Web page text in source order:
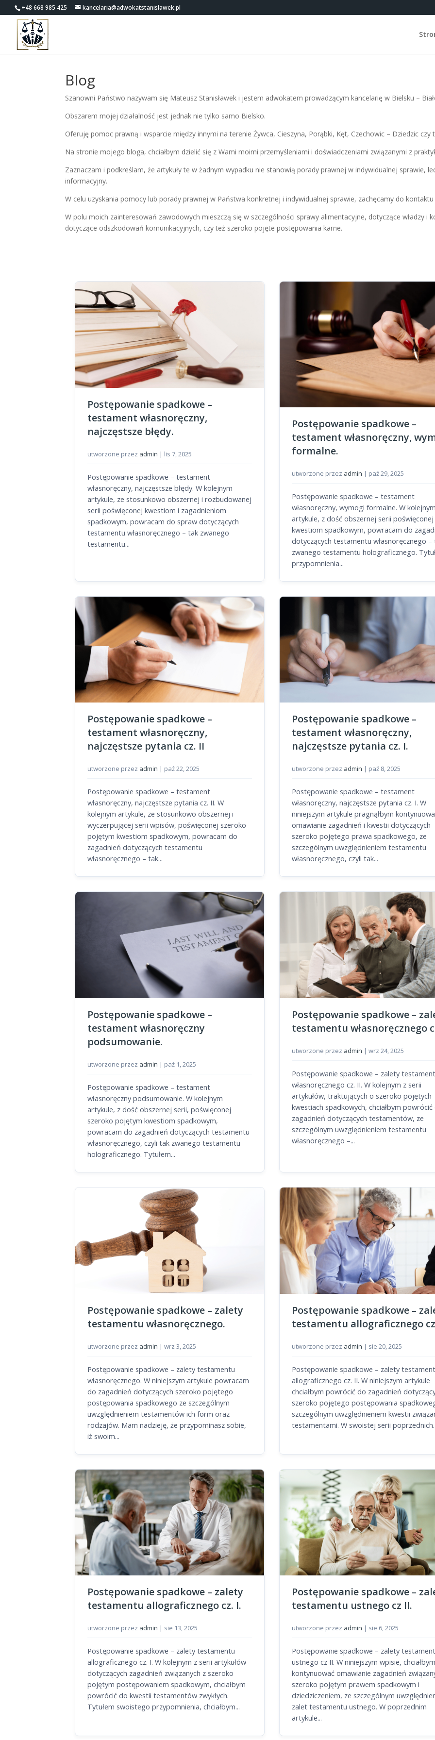
+48 668 985 425 kancelaria@adwokatstanislawek.pl
Blog
Szanowni Państwo nazywam się Mateusz Stanisławek i jestem adwokatem prowadzącym kancelarię w Bielsku –
Obszarem mojej działalność jest jednak nie tylko samo Bielsko.
Oferuję pomoc prawną i wsparcie między innymi na terenie Żywca, Cieszyna, Porąbki, Kęt, Czechowic – Dziedzic czy
Na stronie mojego bloga, chciałbym dzielić się z Wami moimi przemyśleniami i doświadczeniami związanymi z
Zaznaczam i podkreślam, że artykuły te w żadnym wypadku nie stanowią porady prawnej w indywidualnej sprawie,
informacyjny.
W celu uzyskania pomocy lub porady prawnej w Państwa konkretnej i indywidualnej sprawie, zachęcamy do kontaktu
W polu moich zainteresowań zawodowych mieszczą się w szczególności sprawy alimentacyjne, dotyczące władzy i
dotyczące odszkodowań komunikacyjnych, czy też szeroko pojęte postępowania karne.
Postępowanie spadkowe –
testament własnoręczny,
najczęstsze błędy.
utworzone przez admin | lis 7, 2025
Postępowanie spadkowe – testament
własnoręczny, najczęstsze błędy. W kolejnym
artykule, ze stosunkowo obszernej i rozbudowanej
serii poświęconej kwestiom i zagadnieniom
spadkowym, powracam do spraw dotyczących
testamentu własnoręcznego – tak zwanego
testamentu...
Postępowanie spadkowe –
testament własnoręczny,
formalne.
utworzone przez admin | paź 29, 2025
Postępowanie spadkowe – testament
własnoręczny, wymogi formalne. W
artykule, z dość obszernej serii poświęconej
kwestiom spadkowym, powracam do
dotyczących testamentu własnoręcznego –
zwanego testamentu holograficznego.
przypomnienia...
Postępowanie spadkowe –
testament własnoręczny,
najczęstsze pytania cz. II
utworzone przez admin | paź 22, 2025
Postępowanie spadkowe – testament
własnoręczny, najczęstsze pytania cz. II. W
kolejnym artykule, ze stosunkowo obszernej i
wyczerpującej serii wpisów, poświęconej szeroko
pojętym kwestiom spadkowym, powracam do
zagadnień dotyczących testamentu
własnoręcznego – tak...
Postępowanie spadkowe –
testament własnoręczny,
najczęstsze pytania cz. I.
utworzone przez admin | paź 8, 2025
Postępowanie spadkowe – testament
własnoręczny, najczęstsze pytania cz. I. W
niniejszym artykule pragnąłbym
omawianie zagadnień i kwestii dotyczących
szeroko pojętego prawa spadkowego, ze
szczególnym uwzględnieniem testamentu
własnoręcznego, czyli tak...
Postępowanie spadkowe –
testament własnoręczny
podsumowanie.
utworzone przez admin | paź 1, 2025
Postępowanie spadkowe – testament
własnoręczny podsumowanie. W kolejnym
artykule, z dość obszernej serii, poświęconej
szeroko pojętym kwestiom spadkowym,
powracam do zagadnień dotyczących testamentu
własnoręcznego, czyli tak zwanego testamentu
holograficznego. Tytułem...
Postępowanie spadkowe –
testamentu własnoręcznego
utworzone przez admin | wrz 24, 2025
Postępowanie spadkowe – zalety
własnoręcznego cz. II. W kolejnym z serii
artykułów, traktujących o szeroko pojętych
kwestiach spadkowych, chciałbym powrócić
zagadnień dotyczących testamentów, ze
szczególnym uwzględnieniem testamentu
własnoręcznego –...
Postępowanie spadkowe – zalety
testamentu własnoręcznego.
utworzone przez admin |wrz 3, 2025
Postępowanie spadkowe – zalety testamentu
własnoręcznego. W niniejszym artykule powracam
do zagadnień dotyczących szeroko pojętego
postępowania spadkowego ze szczególnym
uwzględnieniem testamentów ich form oraz
rodzajów. Mam nadzieję, że przypominasz sobie,
iż swoim...
Postępowanie spadkowe –
testamentu allograficznego
utworzone przez admin | sie 20, 2025
Postępowanie spadkowe – zalety
allograficznego cz. II. W niniejszym artykule
chciałbym powrócić do zagadnień
szeroko pojętego postępowania
szczególnym uwzględnieniem kwestii
testamentami. W swoistej serii
Postępowanie spadkowe – zalety
testamentu allograficznego cz. I.
utworzone przez admin | sie 13, 2025
Postępowanie spadkowe – zalety testamentu
allograficznego cz. I. W kolejnym z serii artykułów
dotyczących zagadnień związanych z szeroko
pojętym postępowaniem spadkowym, chciałbym
powrócić do kwestii testamentów zwykłych.
Tytułem swoistego przypomnienia, chciałbym...
Postępowanie spadkowe –
testamentu ustnego cz II.
utworzone przez admin | sie 6, 2025
Postępowanie spadkowe – zalety
ustnego cz II. W niniejszym wpisie, chciałbym
kontynuować omawianie zagadnień
szeroko pojętym prawem spadkowym i
dziedziczeniem, ze szczególnym
zalet testamentu ustnego. W poprzednim
artykule...